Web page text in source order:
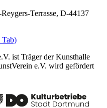
Terrasse, D-44137
Tab)
ist Träger der Kunsthalle
e.V. wird gefördert